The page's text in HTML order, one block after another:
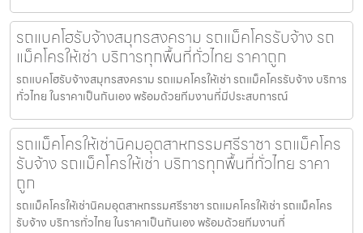
รถแบคโฮรับจ้างสมุทรสงคราม รถแม็คโครรับจ้าง รถ
แม็คโครให้เช่า บริการทุกพื้นที่ทั่วไทย ราคาถูก
รถแบคโฮรับจ้างสมุทรสงคราม รถแมคโครให้เช่า รถแม็คโครรับจ้าง บริการ
ทั่วไทย ในราคาเป็นกันเอง พร้อมด้วยทีมงานที่มีประสบการณ์
รถแม็คโครให้เช่านิคมอุตสาหกรรมศรีราชา รถแม็คโคร
รับจ้าง รถแม็คโครให้เช่า บริการทุกพื้นที่ทั่วไทย ราคา
ถูก
รถแม็คโครให้เช่านิคมอุตสาหกรรมศรีราชา รถแมคโครให้เช่า รถแม็คโคร
รับจ้าง บริการทั่วไทย ในราคาเป็นกันเอง พร้อมด้วยทีมงานที่